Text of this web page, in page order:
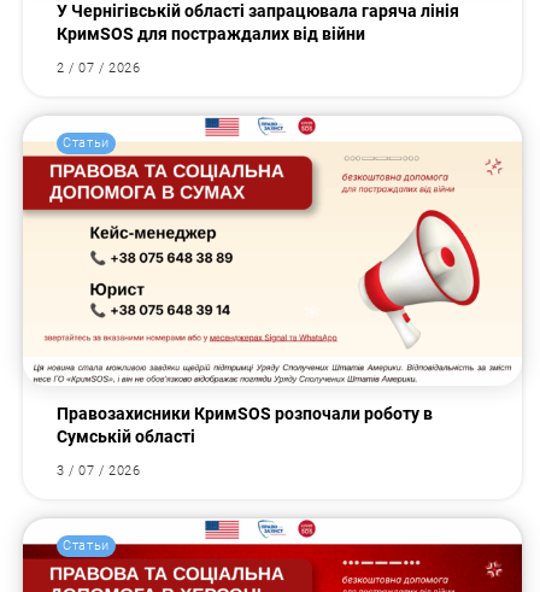
У Чернігівській області запрацювала гаряча лінія
КримSOS для постраждалих від війни
2 / 07 / 2026
Статьи
Правозахисники КримSOS розпочали роботу в
Сумській області
3 / 07 / 2026
Статьи